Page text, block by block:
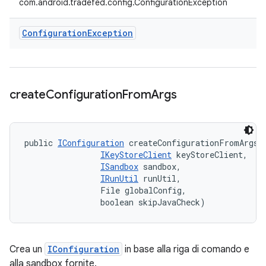
com.android.tradefed.config.ConfigurationException
ConfigurationException
createConfigurationFromArgs
public IConfiguration
IKeyStoreClient keyStoreClient,
ISandbox sandbox,
IRunUtil runUtil,
                File globalConfig,
                boolean skipJavaCheck)
Crea un IConfiguration in base alla riga di comando e
alla sandbox fornite.